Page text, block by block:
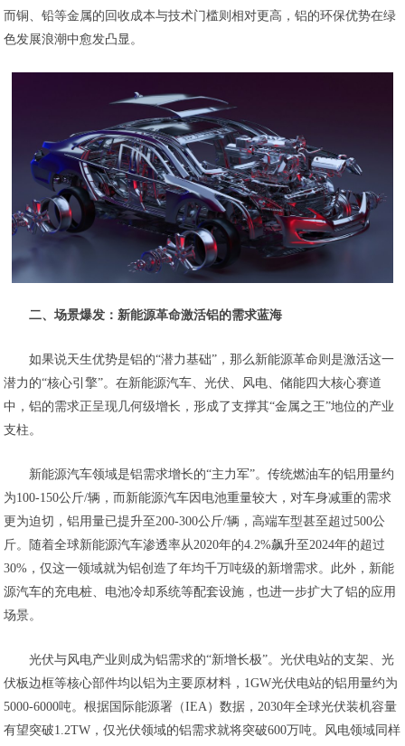
而铜、铅等金属的回收成本与技术门槛则相对更高，铝的环保优势在绿
色发展浪潮中愈发凸显。
二、场景爆发：新能源革命激活铝的需求蓝海
如果说天生优势是铝的“潜力基础”，那么新能源革命则是激活这一
潜力的“核心引擎”。在新能源汽车、光伏、风电、储能四大核心赛道
中，铝的需求正呈现几何级增长，形成了支撑其“金属之王”地位的产业
支柱。
新能源汽车领域是铝需求增长的“主力军”。传统燃油车的铝用量约
为100-150公斤/辆，而新能源汽车因电池重量较大，对车身减重的需求
更为迫切，铝用量已提升至200-300公斤/辆，高端车型甚至超过500公
斤。随着全球新能源汽车渗透率从2020年的4.2%飙升至2024年的超过
30%，仅这一领域就为铝创造了年均千万吨级的新增需求。此外，新能
源汽车的充电桩、电池冷却系统等配套设施，也进一步扩大了铝的应用
场景。
光伏与风电产业则成为铝需求的“新增长极”。光伏电站的支架、光
伏板边框等核心部件均以铝为主要原材料，1GW光伏电站的铝用量约为
5000-6000吨。根据国际能源署（IEA）数据，2030年全球光伏装机容量
有望突破1.2TW，仅光伏领域的铝需求就将突破600万吨。风电领域同样